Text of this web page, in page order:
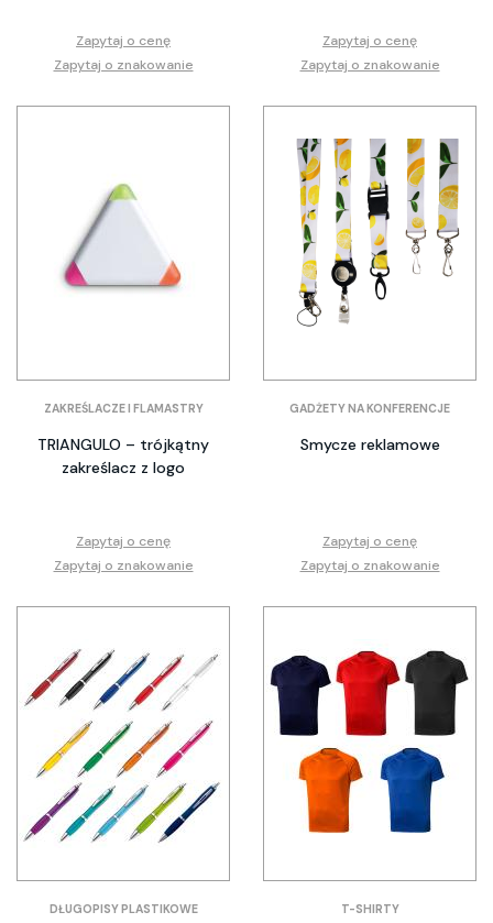
Zapytaj o cenę
Zapytaj o znakowanie
Zapytaj o cenę
Zapytaj o znakowanie
ZAKREŚLACZE I FLAMASTRY
TRIANGULO – trójkątny
zakreślacz z logo
Zapytaj o cenę
Zapytaj o znakowanie
GADŻETY NA KONFERENCJE
Smycze reklamowe
Zapytaj o cenę
Zapytaj o znakowanie
DŁUGOPISY PLASTIKOWE T-SHIRTY